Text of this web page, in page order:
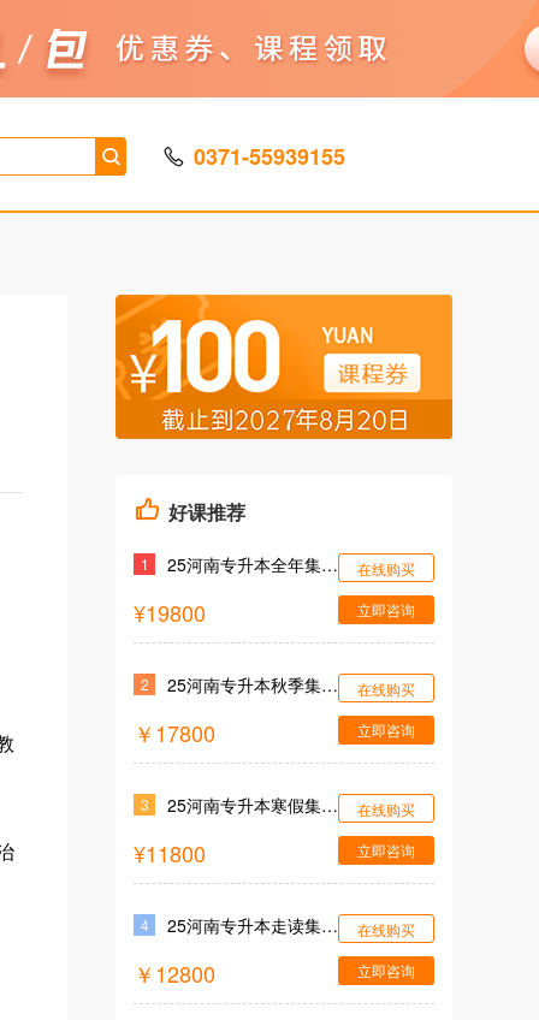
0371-55939155
好课推荐
1 25河南专升本全年集训营
¥19800
在线购买
立即咨询
2 25河南专升本秋季集训营
￥17800
在线购买
立即咨询
3 25河南专升本寒假集训营
¥11800
在线购买
立即咨询
4 25河南专升本走读集训营
￥12800
在线购买
立即咨询